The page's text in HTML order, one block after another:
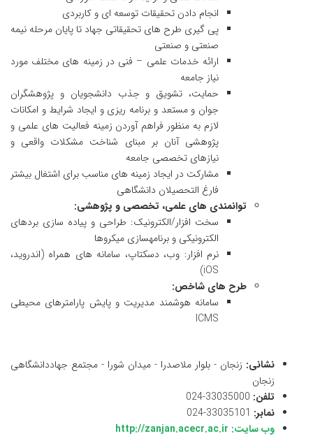
انجام دادن تحقیقات توسعه ای و کاربردی
پی گیری طرح های تحقیقاتی جهاد تا پایان مرحله نیمه
صنعتی و صنعتی
ارائه خدمات علمی – فنی در زمینه های مختلف مورد
نیاز جامعه
حمایت، تشویق و جذب دانشجویان و پژوهشگران
جوان و مستعد و برنامه ریزی و ایجاد شرایط و امکانات
لازم به منظور فراهم آوردن زمینه فعالیت های علمی و
پژوهشی آنان بر مبنای شناخت مشکلات واقعی و
نیازهای تخصصی جامعه
مشارکت در ایجاد زمینه های مناسب برای اشتغال بیشتر
فارغ التحصیلان دانشگاهی
توانمندی های علمی، تخصصی و پژوهشی:
سخت افزار/الکترونیک: طراحی و پیاده سازی بردهای
الکترونیکی و برنامه­سازی میکروها
نرم افزار: وب، دسکتاپ، سامانه های همراه (اندروید،
iOS)
طرح های شاخص:
سامانه هوشمند مدیریت و پایش پارامترهای محیطی
ICMS
نشانی: زنجان - بلوار ملاصدرا - میدان شورا - مجتمع جهاددانشگاهی
زنجان
تلفن:
نمابر:
وب سایت: http://zanjan.acecr.ac.ir